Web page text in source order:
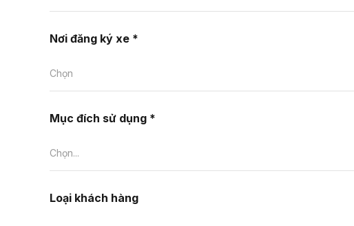
Nơi đăng ký xe *
Chọn
Mục đích sử dụng *
Chọn...
Loại khách hàng